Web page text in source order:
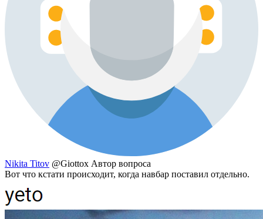
Nikita Titov @Giottox Автор вопроса
Вот что кстати происходит, когда навбар поставил отдельно.